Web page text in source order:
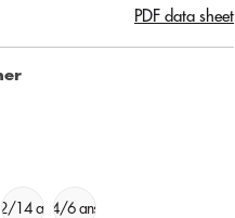
PDF data sheet
14 ans4/6 ans